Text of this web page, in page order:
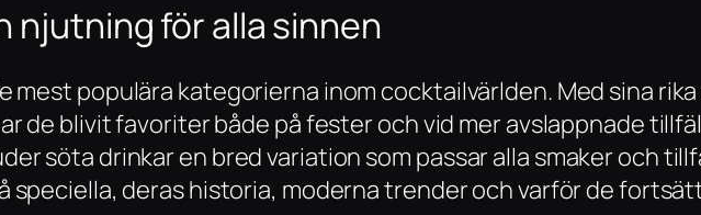
njutning för alla sinnen
mest populära kategorierna inom cocktailvärlden. Med sina
de blivit favoriter både på fester och vid mer avslappnade
söta drinkar en bred variation som passar alla smaker och
speciella, deras historia, moderna trender och varför de